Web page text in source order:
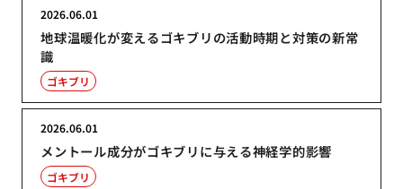
地球温暖化が変えるゴキブリの活動時期と対策の新常
識
2026.06.01
ゴキブリ
メントール成分がゴキブリに与える神経学的影響
2026.06.01
ゴキブリ